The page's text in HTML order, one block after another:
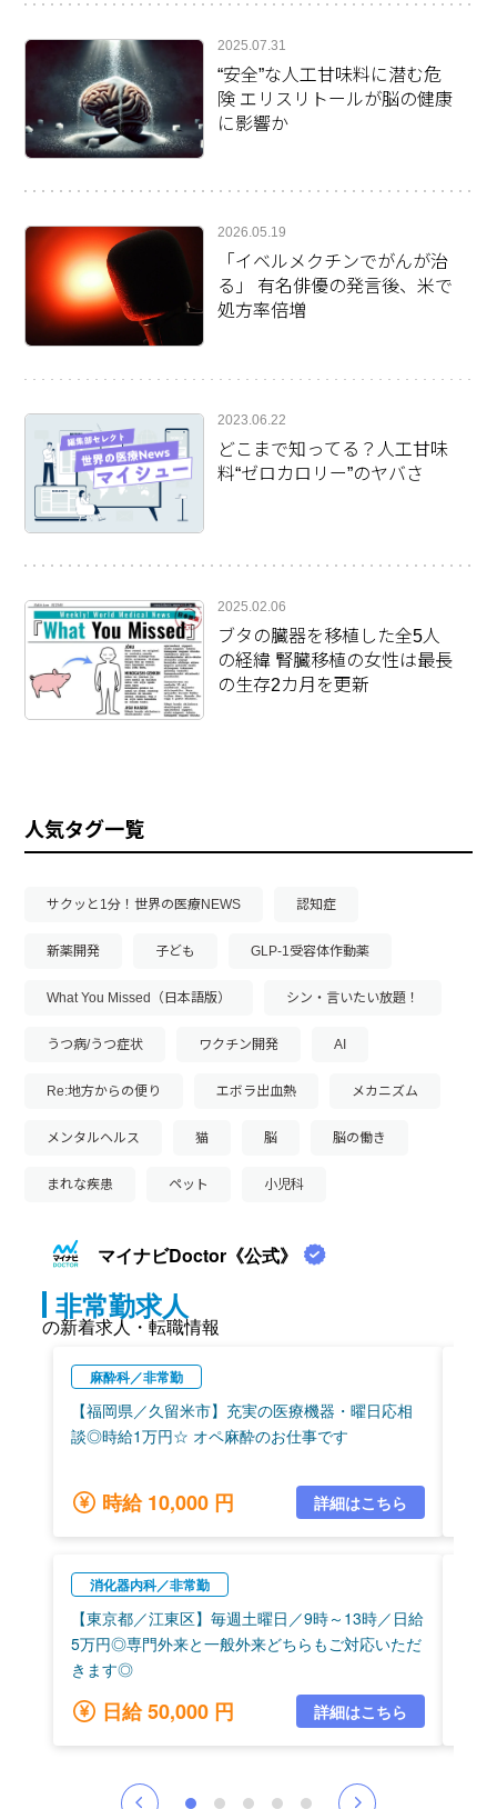
2025.07.31
“安全”な人工甘味料に潜む危
険 エリスリトールが脳の健康
に影響か
2026.05.19
「イベルメクチンでがんが治
る」 有名俳優の発言後、米で
処方率倍増
2023.06.22
どこまで知ってる？人工甘味
料“ゼロカロリー”のヤバさ
2025.02.06
ブタの臓器を移植した全5人
の経緯 腎臓移植の女性は最長
の生存2カ月を更新
人気タグ一覧
サクッと1分！世界の医療NEWS 認知症
新薬開発 子ども GLP-1受容体作動薬
What You Missed（日本語版） シン・言いたい放題！
うつ病/うつ症状 ワクチン開発 AI
Re:地方からの便り エボラ出血熱 メカニズム
メンタルヘルス 猫 脳 脳の働き
まれな疾患 ペット 小児科